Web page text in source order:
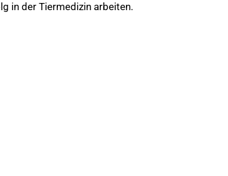
in der Tiermedizin arbeiten.